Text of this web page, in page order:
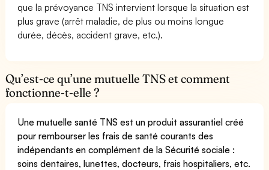
que la prévoyance TNS intervient lorsque la situation est
plus grave (arrêt maladie, de plus ou moins longue
durée, décès, accident grave, etc.).
Qu’est-ce qu’une mutuelle TNS et comment
fonctionne-t-elle ?
Une mutuelle santé TNS est un produit assurantiel créé
pour rembourser les frais de santé courants des
indépendants en complément de la Sécurité sociale :
soins dentaires, lunettes, docteurs, frais hospitaliers, etc.